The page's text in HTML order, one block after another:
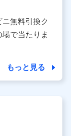
委託業務遂行の
株式会社NTT
提供するため
、ウェブサイ
パーソナルデ
傾向に応じた
を行うため
る者の名称・住
無料引換ク
で当たりま
もっと見る